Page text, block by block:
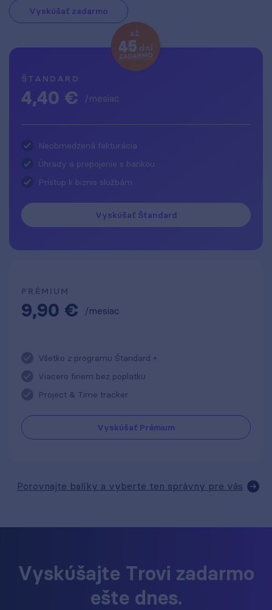
Vyskúšať zadarmo
ŠTANDARD
4,40 € /mesiac
Neobmedzená fakturácia
Úhrady a prepojenie s bankou
Prístup k biznis službám
Vyskúšať Štandard
PRÉMIUM
9,90 € /mesiac
Všetko z programu Štandard +
Viacero firiem bez poplatku
Project & Time tracker
Vyskúšať Prémium
Porovnajte balíky a vyberte ten správny pre vás
Vyskúšajte Trovi zadarmo
ešte dnes.